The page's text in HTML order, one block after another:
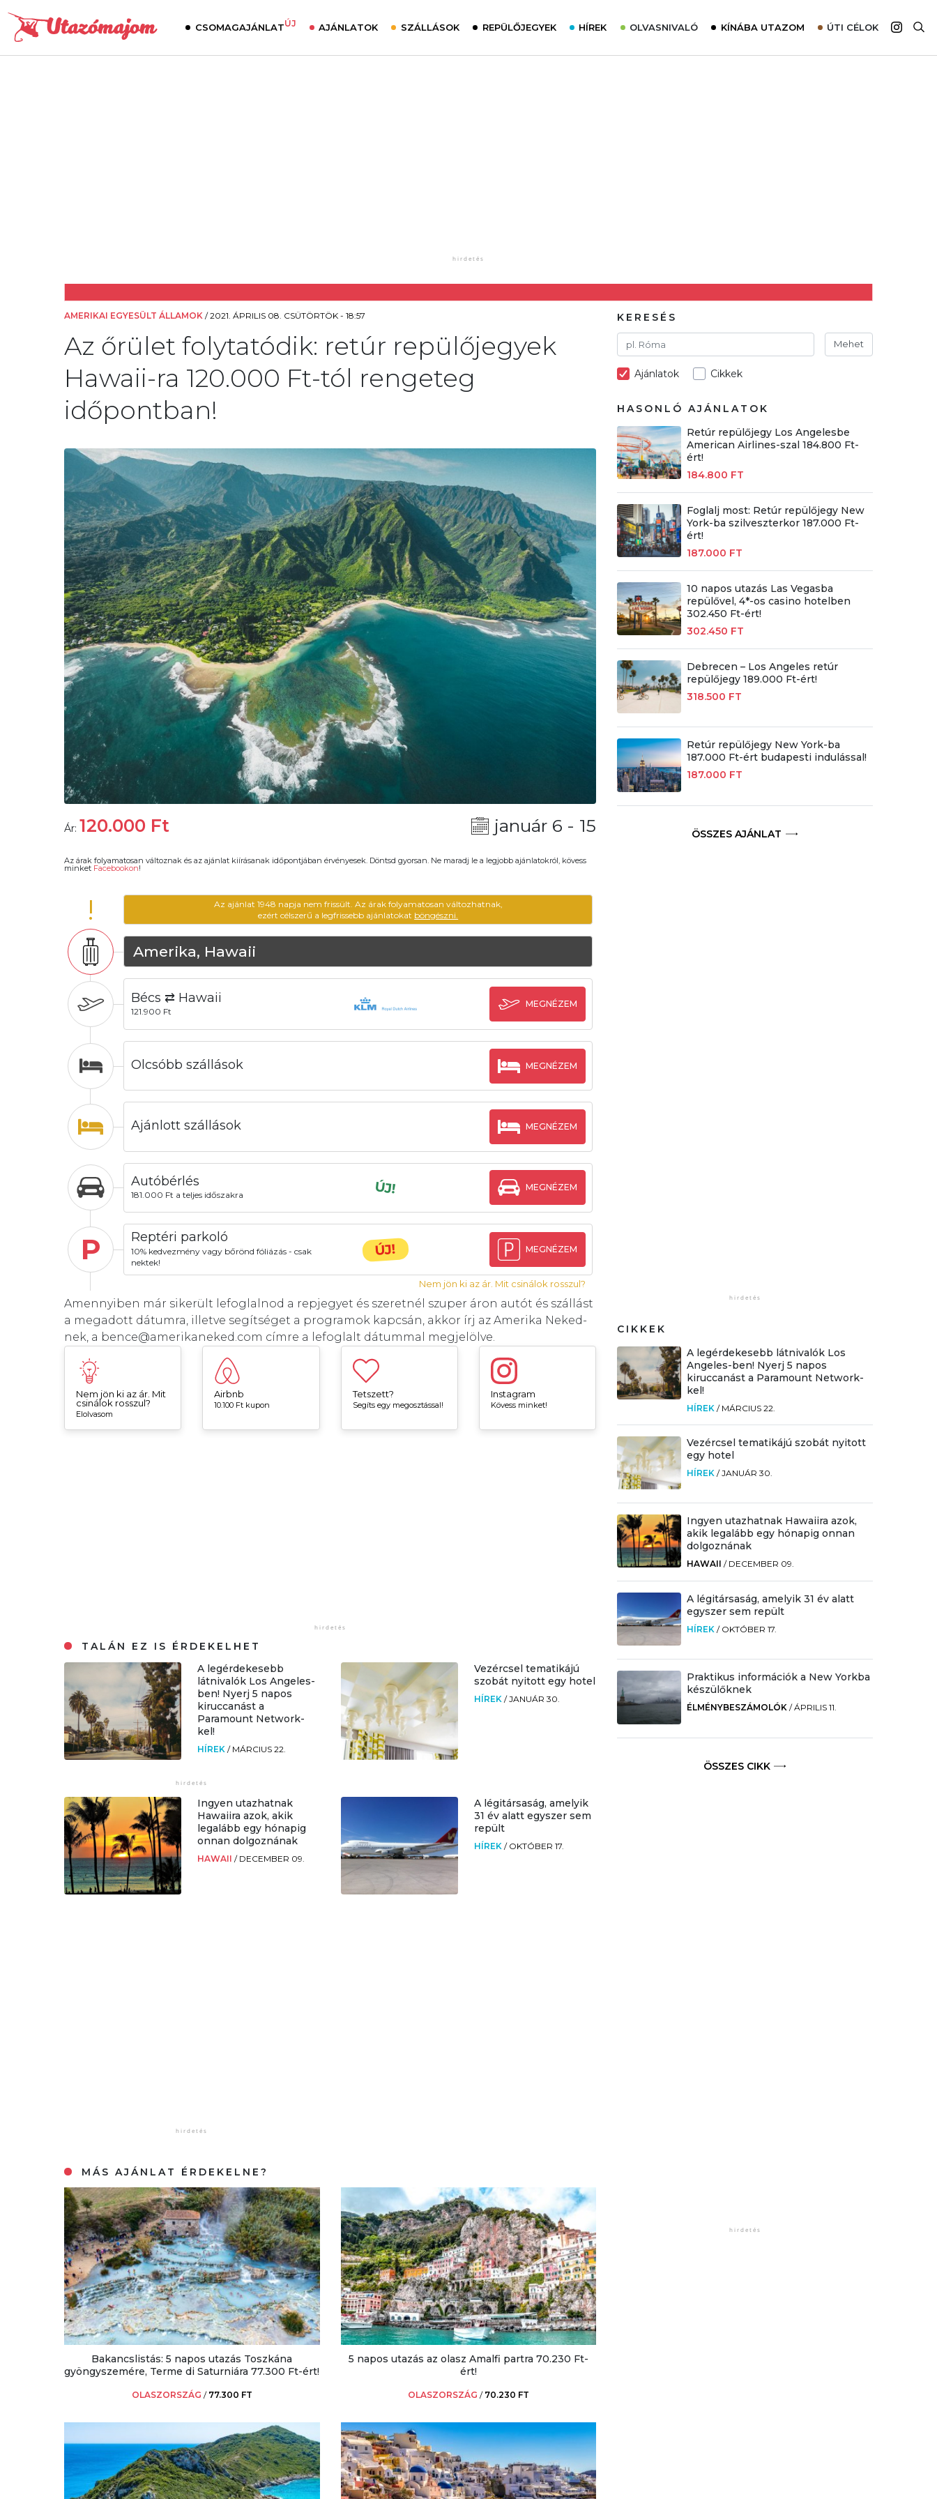
CSOMAGAJÁNLATÚJ AJÁNLATOK SZÁLLÁSOK REPÜLŐJEGYEK HÍREK OLVASNIVALÓ KÍNÁBA UTAZOM ÚTI CÉLOK
AMERIKAI EGYESÜLT ÁLLAMOK /2021. ÁPRILIS 08. CSÜTÖRTÖK - 18:57
Az őrület folytatódik: retúr repülőjegyek
Hawaii-ra 120.000 Ft-tól rengeteg
időpontban!
Ár: 120.000 Ft január 6 - 15
Az árak folyamatosan változnak és az ajánlat kiírásanak időpontjában érvényesek. Döntsd gyorsan. Ne maradj le a legjobb ajánlatokról, kövess
minket Facebookon!
!
Az ajánlat 1948 napja nem frissült. Az árak folyamatosan változhatnak,
ezért célszerű a legfrissebb ajánlatokat böngészni.
Amerika, Hawaii
Bécs ⇄ Hawaii
121.900 Ft
MEGNÉZEM
Olcsóbb szállások MEGNÉZEM
Ajánlott szállások MEGNÉZEM
Autóbérlés
181.000 Ft a teljes időszakra ÚJ! MEGNÉZEM
P Reptéri parkoló
10% kedvezmény vagy bőrönd fóliázás - csak
nektek!
ÚJ! MEGNÉZEM
Nem jön ki az ár. Mit csinálok rosszul?
Amennyiben már sikerült lefoglalnod a repjegyet és szeretnél szuper áron autót és szállást
a megadott dátumra, illetve segítséget a programok kapcsán, akkor írj az Amerika Neked-
nek, a bence@amerikaneked.com címre a lefoglalt dátummal megjelölve.
Nem jön ki az ár. Mit
csinálok rosszul?
Elolvasom
Airbnb
10.100 Ft kupon
Tetszett?
Segíts egy megosztással!
Instagram
Kövess minket!
TALÁN EZ IS ÉRDEKELHET
A legérdekesebb
látnivalók Los Angeles-
ben! Nyerj 5 napos
kiruccanást a
Paramount Network-
kel!
HÍREK/ MÁRCIUS 22.
Vezércsel tematikájú
szobát nyitott egy hotel
HÍREK /JANUÁR 30.
Ingyen utazhatnak
Hawaiira azok, akik
legalább egy hónapig
onnan dolgoznának
HAWAII/ DECEMBER 09.
A légitársaság, amelyik
31 év alatt egyszer sem
repült
HÍREK / OKTÓBER 17.
MÁS AJÁNLAT ÉRDEKELNE?
Bakancslistás: 5 napos utazás Toszkána
gyöngyszemére, Terme di Saturniára 77.300 Ft-ért!
OLASZORSZÁG / 77.300 FT
5 napos utazás az olasz Amalfi partra 70.230 Ft-
ért!
OLASZORSZÁG / 70.230 FT
KERESÉS
Mehet
Ajánlatok Cikkek
HASONLÓ AJÁNLATOK
Retúr repülőjegy Los Angelesbe
American Airlines-szal 184.800 Ft-
ért!
184.800 FT
Foglalj most: Retúr repülőjegy New
York-ba szilveszterkor 187.000 Ft-
ért!
187.000 FT
10 napos utazás Las Vegasba
repülővel, 4*-os casino hotelben
302.450 Ft-ért!
302.450 FT
Debrecen – Los Angeles retúr
repülőjegy 189.000 Ft-ért!
318.500 FT
Retúr repülőjegy New York-ba
187.000 Ft-ért budapesti indulással!
187.000 FT
ÖSSZES AJÁNLAT
CIKKEK
A legérdekesebb látnivalók Los
Angeles-ben! Nyerj 5 napos
kiruccanást a Paramount Network-
kel!
HÍREK / MÁRCIUS 22.
Vezércsel tematikájú szobát nyitott
egy hotel
HÍREK /JANUÁR 30.
Ingyen utazhatnak Hawaiira azok,
akik legalább egy hónapig onnan
dolgoznának
HAWAII / DECEMBER 09.
A légitársaság, amelyik 31 év alatt
egyszer sem repült
HÍREK / OKTÓBER 17.
Praktikus információk a New Yorkba
készülőknek
ÉLMÉNYBESZÁMOLÓK /ÁPRILIS 11.
ÖSSZES CIKK